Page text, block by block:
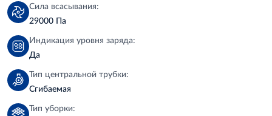
Сила всасывания:
29000 Па
Индикация уровня заряда:
Да
Тип центральной трубки:
Сгибаемая
Тип уборки: